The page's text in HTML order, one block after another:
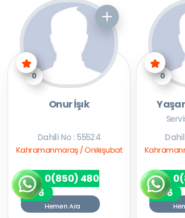
0
Onur İşık
Dahili No : 55524
Kahramanmaraş / Onikişubat
0(850) 480
7256
Hemen Ara
0
7256